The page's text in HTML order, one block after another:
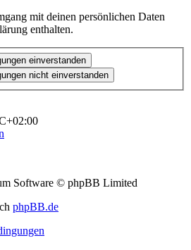
mit deinen persönlichen Daten
enthalten.
Software © phpBB Limited
phpBB.de